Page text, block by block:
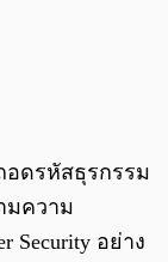
อดรหัสธุรกรรม
มความ
Security อย่าง